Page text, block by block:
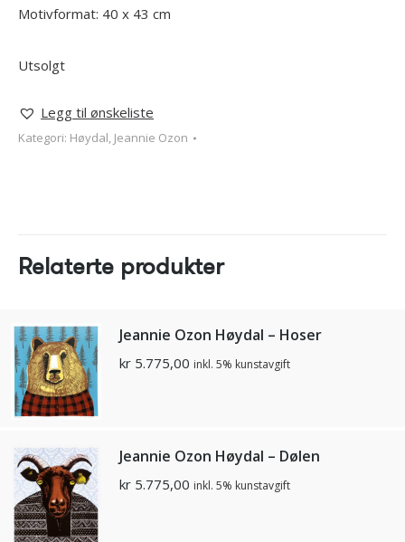
Motivformat: 40 x 43 cm
Utsolgt
Legg til ønskeliste
Kategori: Høydal, Jeannie Ozon
Relaterte produkter
Jeannie Ozon Høydal – Hoser
kr 5.775,00 inkl. 5% kunstavgift
Jeannie Ozon Høydal – Dølen
kr 5.775,00 inkl. 5% kunstavgift